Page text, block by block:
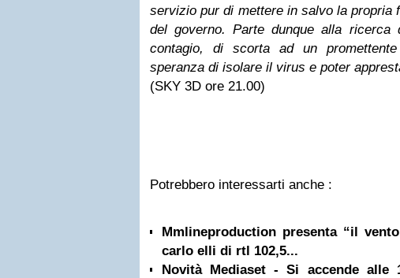
servizio pur di mettere in salvo la propria
del governo. Parte dunque alla ricerca
contagio, di scorta ad un promettente
speranza di isolare il virus e poter
(SKY 3D ore 21.00)
Potrebbero interessarti anche :
Mmlineproduction presenta “il
carlo elli di rtl 102,5...
Novità Mediaset - Si accende alle